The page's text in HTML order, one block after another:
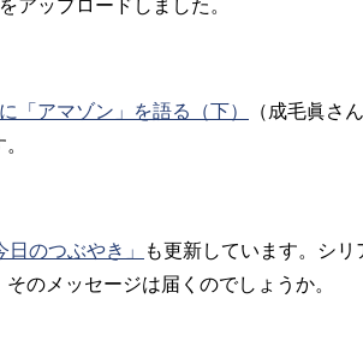
アップロードしました。
「アマゾン」を語る（下）
（成毛眞さ
日のつぶやき」
も更新しています。シ
のメッセージは届くのでしょうか。